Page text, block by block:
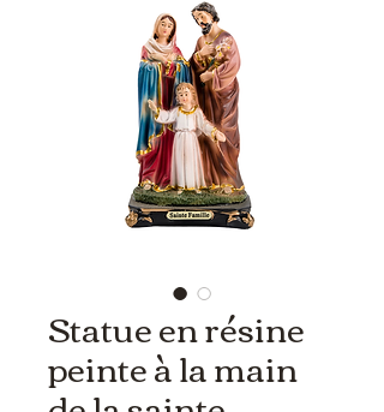
Statue en résine
peinte à la main